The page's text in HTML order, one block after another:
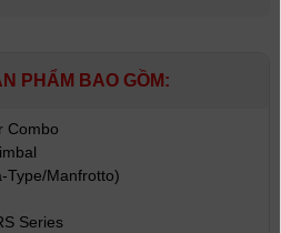
PHẨM BAO GỒM:
Combo
Type/Manfrotto)
Series